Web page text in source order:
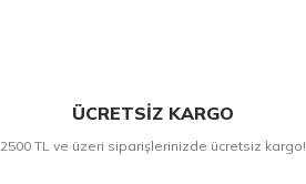
ÜCRETSİZ KARGO
2500 TL ve üzeri siparişlerinizde ücretsiz kargo!